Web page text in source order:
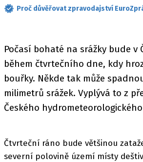
Proč důvěřovat zpravodajství
Počasí bohaté na srážky bude v
během čtvrtečního dne, kdy
bouřky. Někde tak může
milimetrů srážek. Vyplývá to z
Českého
Čtvrteční ráno bude většinou
severní polovině území místy